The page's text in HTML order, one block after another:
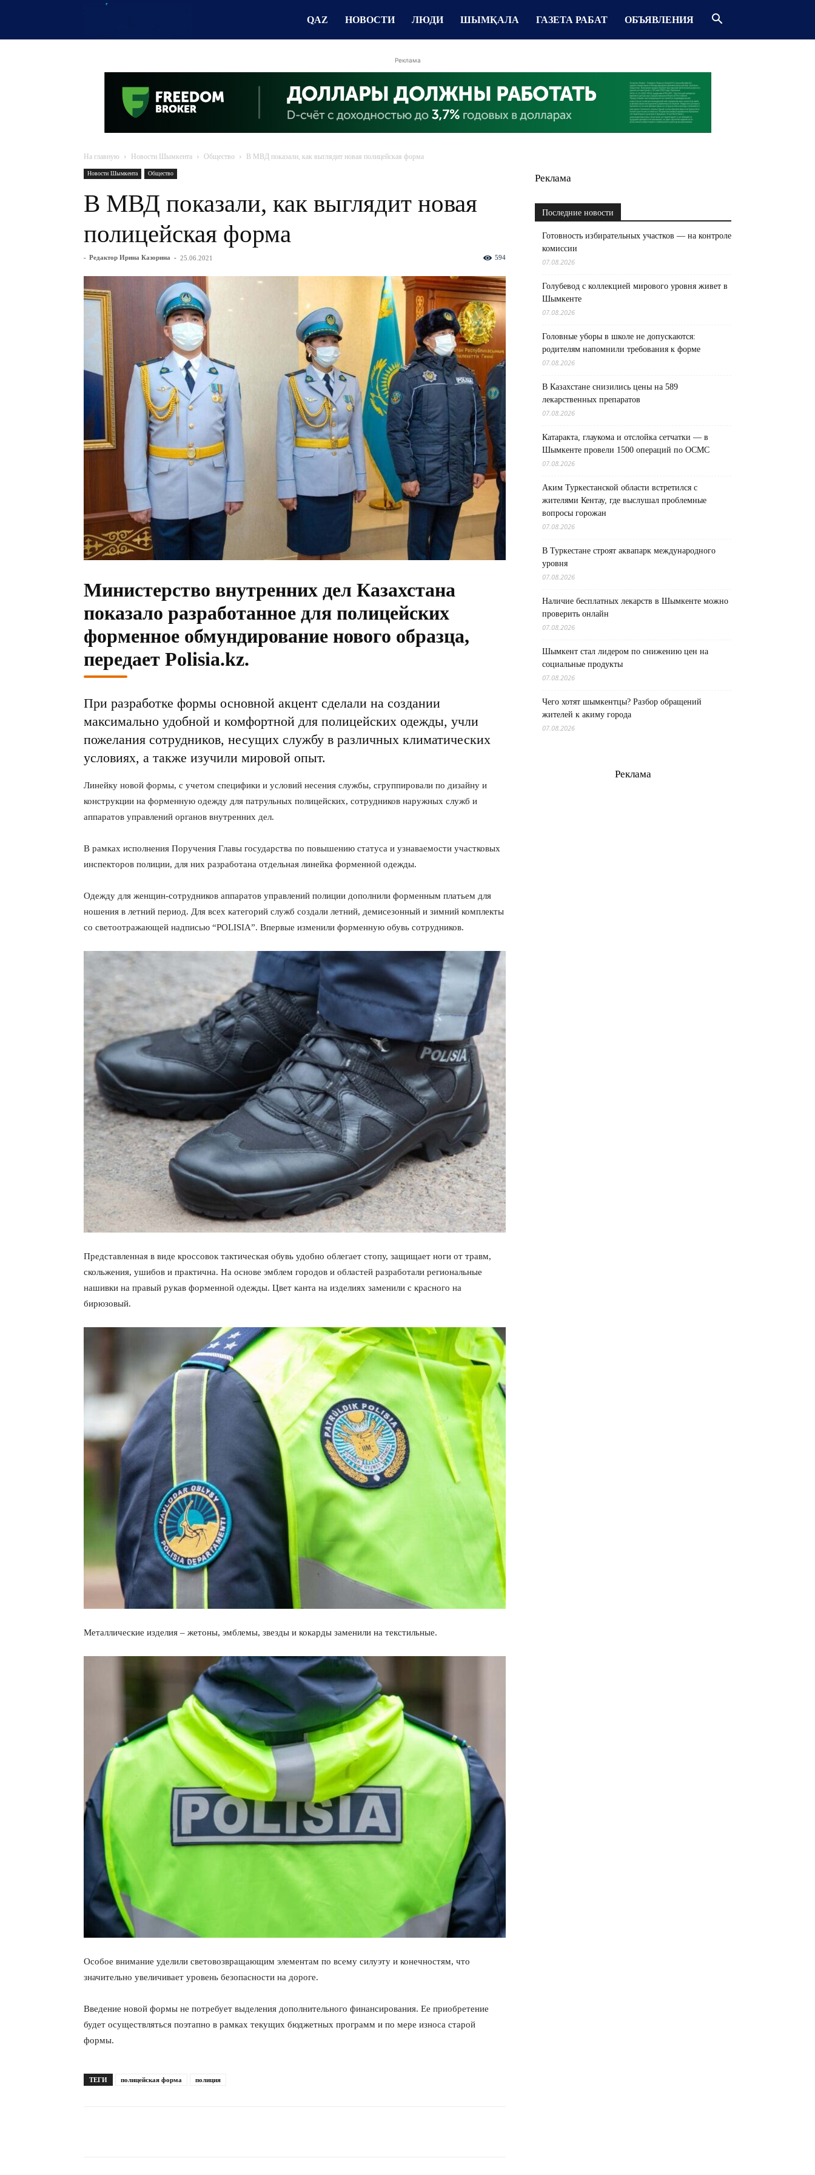
QAZ НОВОСТИ ЛЮДИ ШЫМҚАЛА ГАЗЕТА РАБАТ ОБЪЯВЛЕНИЯ
Реклама
На главную Новости Шымкента Общество В МВД показали, как выглядит новая полицейская форма
Новости Шымкента Общество
В МВД показали, как выглядит новая
полицейская форма
- Редактор Ирина Казорина - 25.06.2021 594
Министерство внутренних дел Казахстана
показало разработанное для полицейских
форменное обмундирование нового образца,
передает Polisia.kz.
При разработке формы основной акцент сделали на создании
максимально удобной и комфортной для полицейских одежды, учли
пожелания сотрудников, несущих службу в различных климатических
условиях, а также изучили мировой опыт.
Линейку новой формы, с учетом специфики и условий несения службы, сгруппировали по дизайну и
конструкции на форменную одежду для патрульных полицейских, сотрудников наружных служб и
аппаратов управлений органов внутренних дел.
В рамках исполнения Поручения Главы государства по повышению статуса и узнаваемости участковых
инспекторов полиции, для них разработана отдельная линейка форменной одежды.
Одежду для женщин-сотрудников аппаратов управлений полиции дополнили форменным платьем для
ношения в летний период. Для всех категорий служб создали летний, демисезонный и зимний комплекты
со светоотражающей надписью “POLISIA”. Впервые изменили форменную обувь сотрудников.
Представленная в виде кроссовок тактическая обувь удобно облегает стопу, защищает ноги от травм,
скольжения, ушибов и практична. На основе эмблем городов и областей разработали региональные
нашивки на правый рукав форменной одежды. Цвет канта на изделиях заменили с красного на
бирюзовый.
Металлические изделия – жетоны, эмблемы, звезды и кокарды заменили на текстильные.
Особое внимание уделили световозвращающим элементам по всему силуэту и конечностям, что
значительно увеличивает уровень безопасности на дороге.
Введение новой формы не потребует выделения дополнительного финансирования. Ее приобретение
будет осуществляться поэтапно в рамках текущих бюджетных программ и по мере износа старой
формы.
ТЕГИ полицейская форма полиция
Реклама
Последние новости
Готовность избирательных участков — на контроле
комиссии
07.08.2026
Голубевод с коллекцией мирового уровня живет в
Шымкенте
07.08.2026
Головные уборы в школе не допускаются:
родителям напомнили требования к форме
07.08.2026
В Казахстане снизились цены на 589
лекарственных препаратов
07.08.2026
Катаракта, глаукома и отслойка сетчатки — в
Шымкенте провели 1500 операций по ОСМС
07.08.2026
Аким Туркестанской области встретился с
жителями Кентау, где выслушал проблемные
вопросы горожан
07.08.2026
В Туркестане строят аквапарк международного
уровня
07.08.2026
Наличие бесплатных лекарств в Шымкенте можно
проверить онлайн
07.08.2026
Шымкент стал лидером по снижению цен на
социальные продукты
07.08.2026
Чего хотят шымкентцы? Разбор обращений
жителей к акиму города
07.08.2026
Реклама